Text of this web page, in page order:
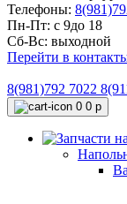
Телефоны:
Пн-Пт: с 9до 18
Сб-Вс: выходной
Перейти в
8(981)792 7022
0 0 р